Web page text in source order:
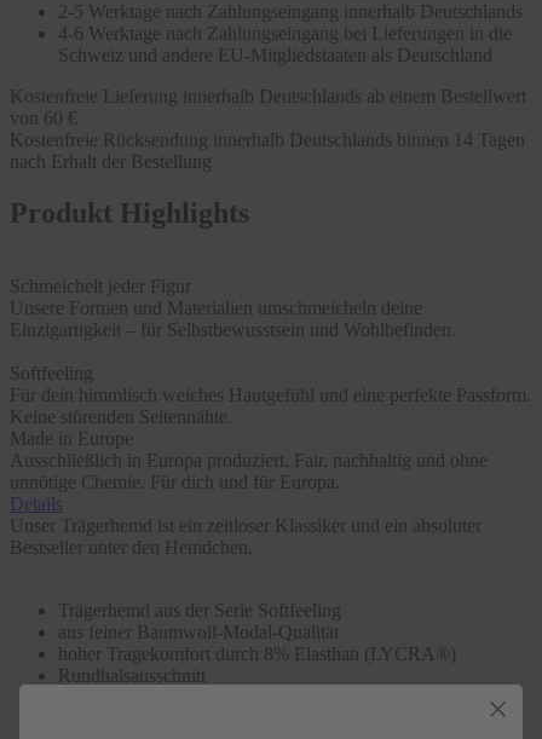
2-5 Werktage nach Zahlungseingang innerhalb Deutschlands
4-6 Werktage nach Zahlungseingang bei Lieferungen in die
Schweiz und andere EU-Mitgliedstaaten als Deutschland
Kostenfreie Lieferung innerhalb Deutschlands ab einem Bestellwert
von 60 €
Kostenfreie Rücksendung innerhalb Deutschlands binnen 14 Tagen
nach Erhalt der Bestellung
Produkt Highlights
Schmeichelt jeder Figur
Unsere Formen und Materialien umschmeicheln deine
Einzigartigkeit – für Selbstbewusstsein und Wohlbefinden.
Softfeeling
Für dein himmlisch weiches Hautgefühl und eine perfekte Passform.
Keine störenden Seitennähte.
Made in Europe
Ausschließlich in Europa produziert. Fair, nachhaltig und ohne
unnötige Chemie. Für dich und für Europa.
Details
Unser Trägerhemd ist ein zeitloser Klassiker und ein absoluter
Bestseller unter den Hemdchen.
Trägerhemd aus der Serie Softfeeling
aus feiner Baumwoll-Modal-Qualität
hoher Tragekomfort durch 8% Elasthan (LYCRA®)
Rundhalsausschnitt